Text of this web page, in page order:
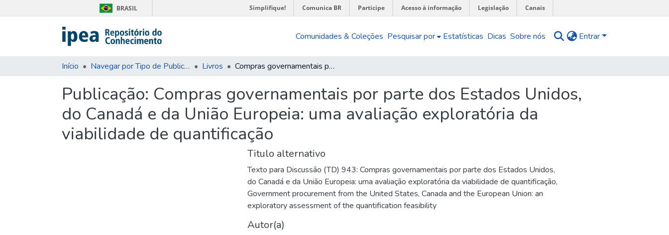
BRASIL Simplifique! Comunica BR Participe Acesso à informação Legislação Canais
Comunidades & Coleções Pesquisar por Estatísticas Dicas Sobre nós Entrar
Início Navegar por Tipo de Publicação Livros Compras governamentais por parte dos Estados Unidos, do Canadá e da União Europeia: uma avaliação exploratória da viabilidade de quantificação
Publicação: Compras governamentais por parte dos Estados Unidos,
do Canadá e da União Europeia: uma avaliação exploratória da
viabilidade de quantificação
Titulo alternativo
Texto para Discussão (TD) 943: Compras governamentais por parte dos Estados Unidos,
do Canadá e da União Europeia: uma avaliação exploratória da viabilidade de quantificação,
Government procurement from the United States, Canada and the European Union: an
exploratory assessment of the quantification feasibility
Autor(a)